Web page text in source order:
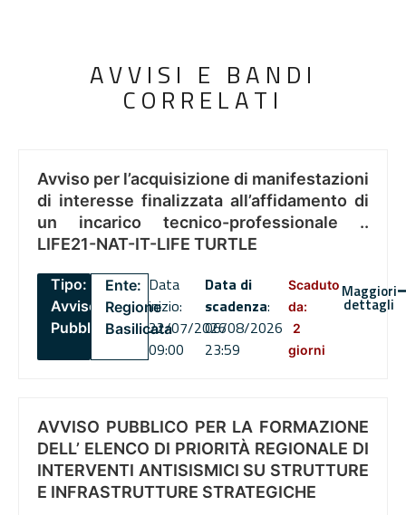
AVVISI E BANDI
CORRELATI
Avviso per l’acquisizione di manifestazioni
di interesse finalizzata all’affidamento di
un incarico tecnico-professionale ..
LIFE21-NAT-IT-LIFE TURTLE
Tipo:
Avviso
Pubblico
Ente:
Regione
Basilicata
Data
inizio:
22/07/2026
09:00
Data di
scadenza:
06/08/2026
23:59
Scaduto
da:
2
giorni
Maggiori
dettagli
AVVISO PUBBLICO PER LA FORMAZIONE
DELL’ ELENCO DI PRIORITÀ REGIONALE DI
INTERVENTI ANTISISMICI SU STRUTTURE
E INFRASTRUTTURE STRATEGICHE